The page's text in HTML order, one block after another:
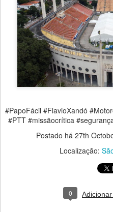
#PapoFácil #FlavioXandó
#PTT #missãocrítica
Postado há 27th
Localização:
0